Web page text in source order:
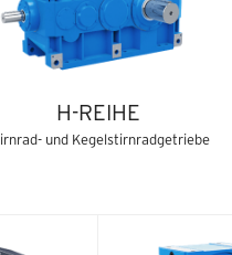
H-REIHE
und Kegelstirnradgetriebe